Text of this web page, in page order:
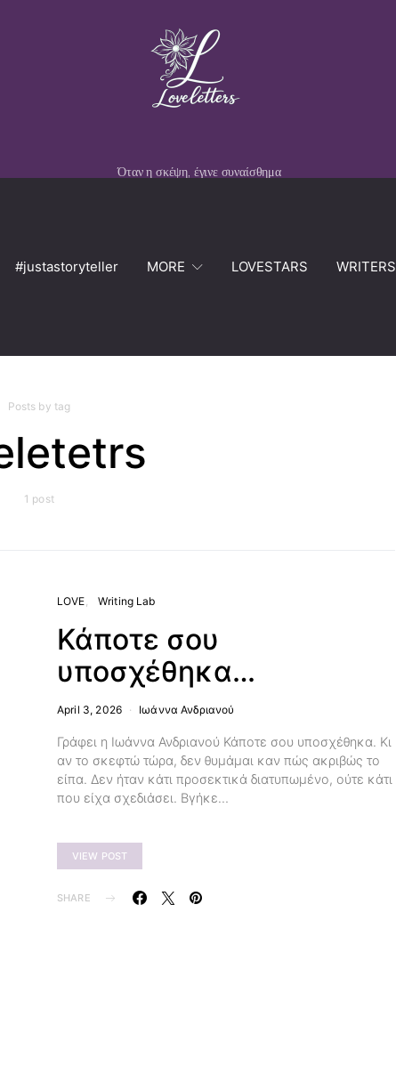
Όταν η σκέψη, έγινε συναίσθημα
#justastoryteller MORE LOVESTARS WRITERS
Posts by tag
1 post
LOVE Writing Lab
Κάποτε σου
υποσχέθηκα…
April 3, 2026 Ιωάννα Ανδριανού
Γράφει η Ιωάννα Ανδριανού Κάποτε σου υποσχέθηκα. Κι
αν το σκεφτώ τώρα, δεν θυμάμαι καν πώς ακριβώς το
είπα. Δεν ήταν κάτι προσεκτικά διατυπωμένο, ούτε κάτι
που είχα σχεδιάσει. Βγήκε…
VIEW POST
SHARE